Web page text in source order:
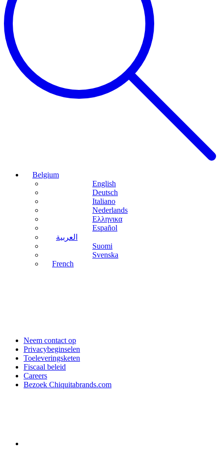
Belgium
English
Deutsch
Italiano
Nederlands
Ελληνικα
Español
العربية
Suomi
Svenska
French
Neem contact op
Privacybeginselen
Toeleveringsketen
Fiscaal beleid
Careers
Bezoek Chiquitabrands.com